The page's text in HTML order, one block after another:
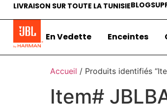
LIVRAISON SUR TOUTE LA TUNISIEBLOG
En Vedette Enceintes
Accueil / Produits identifiés
Item#